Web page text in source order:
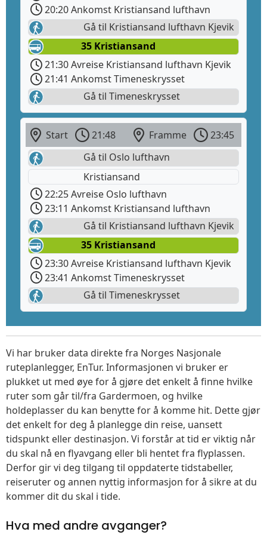
20:20 Ankomst Kristiansand lufthavn
Gå til Kristiansand lufthavn Kjevik
35 Kristiansand
21:30 Avreise Kristiansand lufthavn Kjevik
21:41 Ankomst Timeneskrysset
Gå til Timeneskrysset
Start 21:48 Framme
23:45
Gå til Oslo lufthavn
Kristiansand
22:25 Avreise Oslo lufthavn
23:11 Ankomst Kristiansand lufthavn
Gå til Kristiansand lufthavn Kjevik
35 Kristiansand
23:30 Avreise Kristiansand lufthavn Kjevik
23:41 Ankomst Timeneskrysset
Gå til Timeneskrysset
Vi har bruker data direkte fra Norges Nasjonale
ruteplanlegger, EnTur. Informasjonen vi bruker er
plukket ut med øye for å gjøre det enkelt å finne hvilke
ruter som går til/fra Gardermoen, og hvilke
holdeplasser du kan benytte for å komme hit. Dette gjør
det enkelt for deg å planlegge din reise, uansett
tidspunkt eller destinasjon. Vi forstår at tid er viktig når
du skal nå en flyavgang eller bli hentet fra flyplassen.
Derfor gir vi deg tilgang til oppdaterte tidstabeller,
reiseruter og annen nyttig informasjon for å sikre at du
kommer dit du skal i tide.
Hva med andre avganger?